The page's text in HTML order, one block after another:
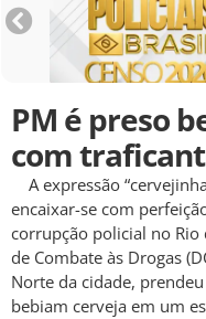
PM é preso
com
A expressão
encaixar-se com
corrupção policial no Rio
de Combate às Drogas
Norte da cidade,
bebiam cerveja em um